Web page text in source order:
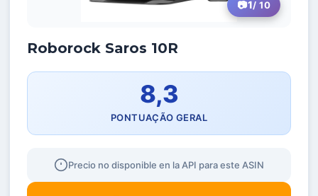
1/ 10
Roborock Saros 10R
8,3
PONTUAÇÃO GERAL
Precio no disponible en la API para este ASIN